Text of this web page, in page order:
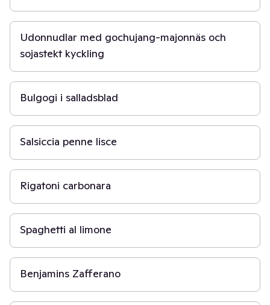
30 min
Udonnudlar med gochujang-majonnäs och
sojastekt kyckling
40 min
Bulgogi i salladsblad
30 min
Salsiccia penne lisce
20 min
Rigatoni carbonara
20 min
Spaghetti al limone
20 min
Benjamins Zafferano
40 min